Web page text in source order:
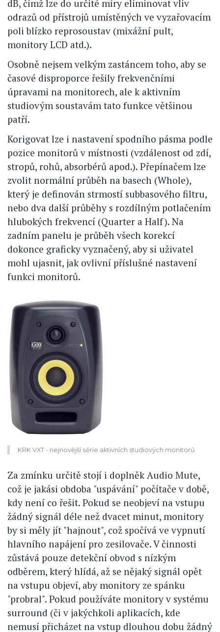
dB, čímž lze do určité míry eliminovat vliv
odrazů od přístrojů umístěných ve vyzařovacím
poli blízko reprosoustav (mixážní pult,
monitory LCD atd.).
Osobně nejsem velkým zastáncem toho, aby se
časové disproporce řešily frekvenčními
úpravami na monitorech, ale k aktivním
studiovým soustavám tato funkce většinou
patří.
Korigovat lze i nastavení spodního pásma podle
pozice monitorů v místnosti (vzdálenost od zdí,
stropů, rohů, absorbérů apod.). Přepínačem lze
zvolit normální průběh na basech (Whole),
který je definován strmostí subbasového filtru,
nebo dva další průběhy s rozdílným potlačením
hlubokých frekvencí (Quarter a Half). Na
zadním panelu je průběh všech korekcí
dokonce graficky vyznačený, aby si uživatel
mohl ujasnit, jak ovlivní příslušné nastavení
funkci monitorů.
KRK VXT - nejnovější série aktivních studiových monitorů
Za zmínku určitě stojí i doplněk Audio Mute,
což je jakási obdoba "uspávání" počítače v době,
kdy není co řešit. Pokud se neobjeví na vstupu
žádný signál déle než dvacet minut, monitory
by si měly jít "hajnout", což spočívá ve vypnutí
hlavního napájení pro zesilovače. V činnosti
zůstává pouze detekční obvod s nízkým
odběrem, který hlídá, až se nějaký signál opět
na vstupu objeví, aby monitory ze spánku
"probral". Pokud používáte monitory v systému
surround (či v jakýchkoli aplikacích, kde
nemusí přicházet na vstup dlouhou dobu žádný